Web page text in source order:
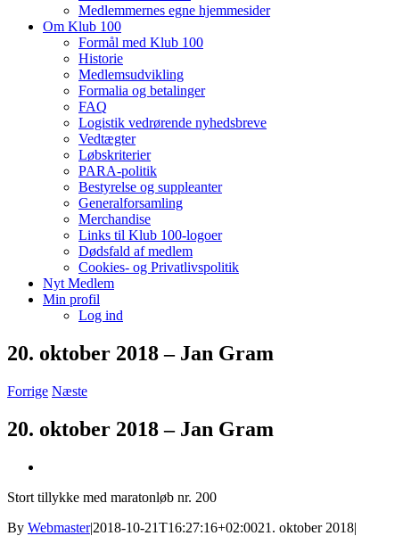
Medlemmernes egne hjemmesider
Om Klub 100
Formål med Klub 100
Historie
Medlemsudvikling
Formalia og betalinger
FAQ
Logistik vedrørende nyhedsbreve
Vedtægter
Løbskriterier
PARA-politik
Bestyrelse og suppleanter
Generalforsamling
Merchandise
Links til Klub 100-logoer
Dødsfald af medlem
Cookies- og Privatlivspolitik
Nyt Medlem
Min profil
Log ind
20. oktober 2018 – Jan Gram
Forrige Næste
20. oktober 2018 – Jan Gram
billede
Stort tillykke med maratonløb nr. 200
By Webmaster|2018-10-21T16:27:16+02:0021. oktober 2018|